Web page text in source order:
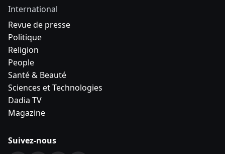
International
Revue de presse
Politique
Religion
People
Santé & Beauté
Sciences et Technologies
Dadia TV
Magazine
Suivez-nous